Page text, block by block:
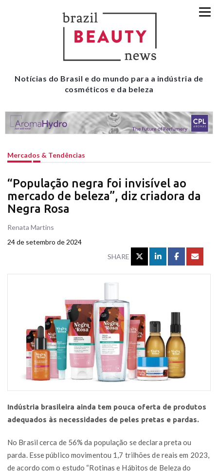
Notícias do Brasil e do mundo para a indústria de
cosméticos e da beleza
Mercados & Tendências
“População negra foi invisível ao
mercado de beleza”, diz criadora da
Negra Rosa
Renata Martins
24 de setembro de 2024
SHARE
Indústria brasileira ainda tem pouca oferta de produtos
adequados às necessidades de peles pretas e pardas.
No Brasil cerca de 56% da população se declara preta ou
parda. Esse público movimentou 1,7 trilhões de reais em 2023,
de acordo com o estudo “Rotinas e Hábitos de Beleza do